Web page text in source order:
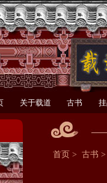
关于载道 古书
首页 > 古书 >